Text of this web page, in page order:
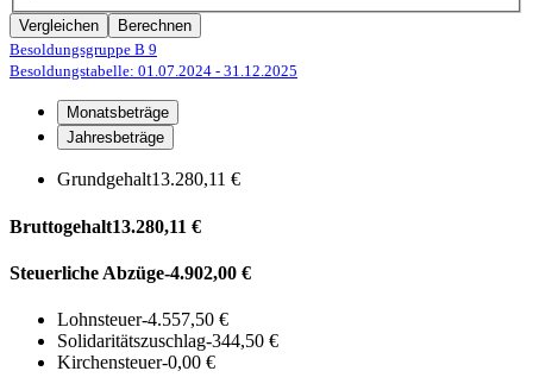
Vergleichen
Berechnen
Besoldungsgruppe B 9
Besoldungstabelle: 01.07.2024 - 31.12.2025
Monatsbeträge
Jahresbeträge
Grundgehalt13.280,11 €
Bruttogehalt13.280,11 €
Steuerliche Abzüge-4.902,00 €
Lohnsteuer-4.557,50 €
Solidaritätszuschlag-344,50 €
Kirchensteuer-0,00 €